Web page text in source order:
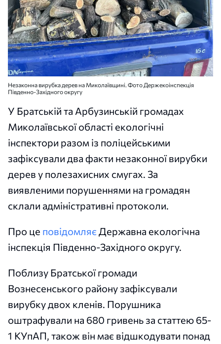
Незаконна вирубка дерев на Миколаївщині. Фото Держекоінспекція
Південно-Західного округу
У Братській та Арбузинській громадах
Миколаївської області екологічні
інспектори разом із поліцейськими
зафіксували два факти незаконної вирубки
дерев у полезахисних смугах. За
виявленими порушеннями на громадян
склали адміністративні протоколи.
Про це повідомляє Державна екологічна
інспекція Південно-Західного округу.
Поблизу Братської громади
Вознесенського району зафіксували
вирубку двох кленів. Порушника
оштрафували на 680 гривень за статтею 65-
1 КУпАП, також він має відшкодувати понад